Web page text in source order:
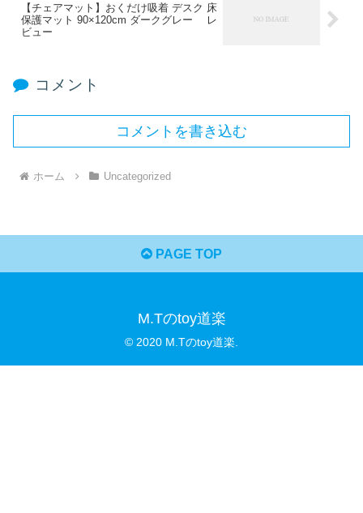
【チェアマット】おくだけ吸着 デスク 床
保護マット 90×120cm ダークグレー レ
ビュー
コメント
コメントを書き込む
ホーム Uncategorized
PAGE TOP
M.Tのtoy道楽
© 2020 M.Tのtoy道楽.